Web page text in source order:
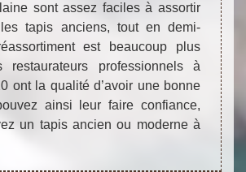
sont assez faciles à assortir
tapis anciens, tout en demi-
est beaucoup plus
restaurateurs professionnels à
ont la qualité d’avoir une bonne
ainsi leur faire confiance,
un tapis ancien ou moderne à